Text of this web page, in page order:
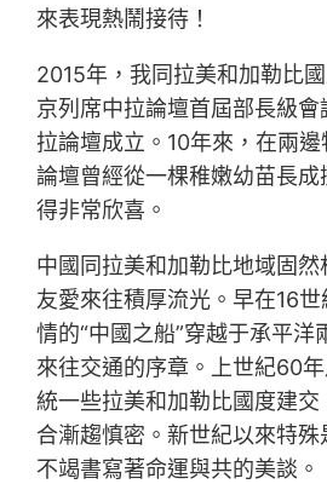
來表現熱鬧接待！
2015年，我同拉美和加勒比
京列席中拉論壇首屆部長級
拉論壇成立。10年來，在兩
論壇曾經從一棵稚嫩幼苗長
得非常欣喜。
中國同拉美和加勒比地域固
友愛來往積厚流光。早在16
情的“中國之船”穿越于承平洋
來往交通的序章。上世紀60
統一些拉美和加勒比國度建
合漸趨慎密。新世紀以來特
不竭書寫著命運與共的美談。